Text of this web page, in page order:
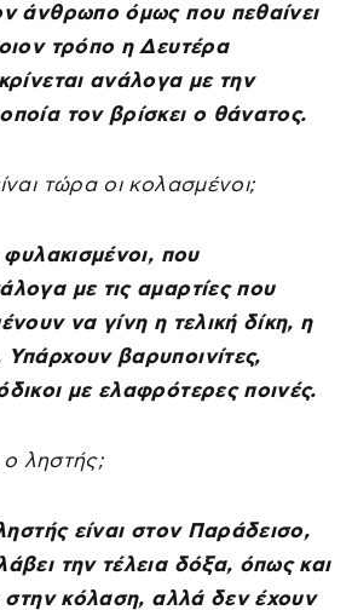
άνθρωπο όμως που πεθαίνει
τρόπο η Δευτέρα
ανάλογα με την
τον βρίσκει ο θάνατος.
τώρα οι κολασμένοι;
φυλακισμένοι, που
με τις αμαρτίες που
να γίνη η τελική δίκη, η
βαρυποινίτες,
με ελαφρότερες ποινές.
ο ληστής;
είναι στον Παράδεισο,
την τέλεια δόξα, όπως και
στην κόλαση, αλλά δεν έχουν